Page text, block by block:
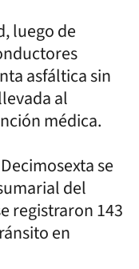
luego de
asfáltica sin
al
médica.
se
del
registraron 143
en